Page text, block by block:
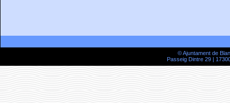
© Ajuntament de
Passeig Dintre 29 |